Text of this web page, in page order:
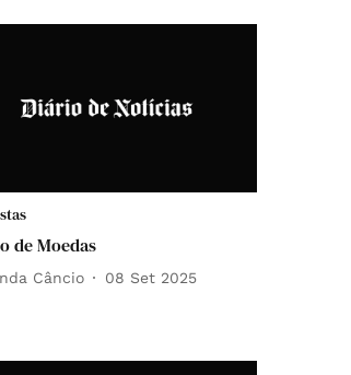
de Moedas
Câncio 08 Set 2025